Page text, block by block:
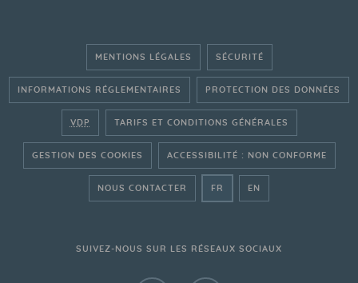
MENTIONS LÉGALES SÉCURITÉ
INFORMATIONS RÉGLEMENTAIRES PROTECTION DES DONNÉES
VDP TARIFS ET CONDITIONS GÉNÉRALES
GESTION DES COOKIES ACCESSIBILITÉ : NON CONFORME
NOUS CONTACTER FR - ALLER SUR LE SITE
EN
SUIVEZ-NOUS SUR LES RÉSEAUX SOCIAUX